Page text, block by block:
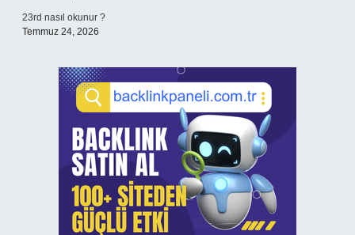
23rd nasıl okunur ?
Temmuz 24, 2026